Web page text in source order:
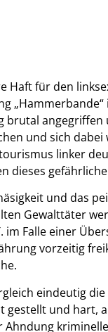
Haft für den
brutal angegriffen
und sich
linker
dieses
und das
Gewalttäter
im Falle einer
vorzeitig
eindeutig
gestellt und hart,
Ahndung